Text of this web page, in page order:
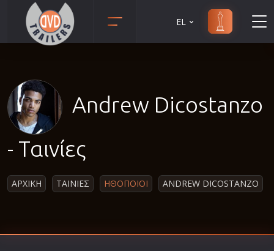
Αισθησιακές
Γουέστερν
EL
Andrew Dicostanzo
- Ταινίες
ΑΡΧΙΚΗ ΤΑΙΝΙΕΣ ΗΘΟΠΟΙΟΙ ANDREW DICOSTANZO